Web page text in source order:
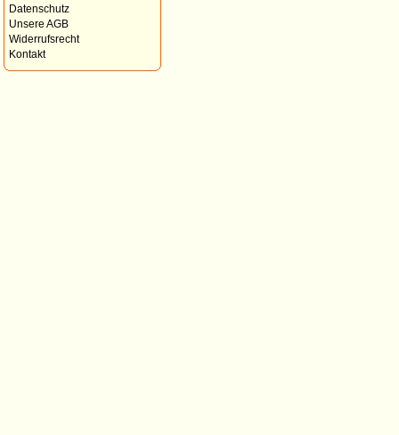
Datenschutz
Unsere AGB
Widerrufsrecht
Kontakt